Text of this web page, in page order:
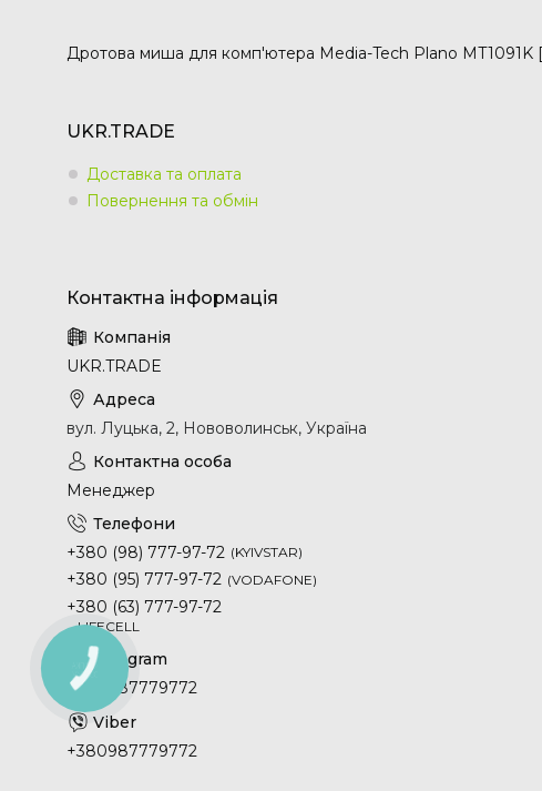
Дротова миша для комп'ютера Media-Tech Plano MT1091K
UKR.TRADE
Доставка та оплата
Повернення та обмін
UKR.TRADE
вул. Луцька, 2, Нововолинськ, Україна
Менеджер
+380 (98) 777-97-72 KYIVSTAR
+380 (95) 777-97-72 VODAFONE
+380 (63) 777-97-72
LIFECELL
+380987779772
+380987779772
КНОПКА
ЗВ'ЯЗКУ